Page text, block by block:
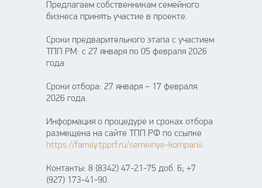
Предлагаем собственникам семейного
бизнеса принять участие в проекте.
Сроки предварительного этапа с участием
ТПП РМ: с 27 января по 05 февраля 2026
года.
Сроки отбора: 27 января – 17 февраля
2026 года.
Информация о процедуре и сроках отбора
размещена на сайте ТПП РФ по ссылке
https://family.tpprf.ru/semeinye-kompanii.
Контакты: 8 (8342) 47-21-75 доб. 6; +7
(927) 173-41-90.